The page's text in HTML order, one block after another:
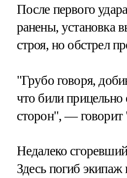
После первого
ранены, установка
строя, но обстрел
"Грубо говоря,
что били прицельно
сторон", — говорит
Недалеко
Здесь погиб экипаж